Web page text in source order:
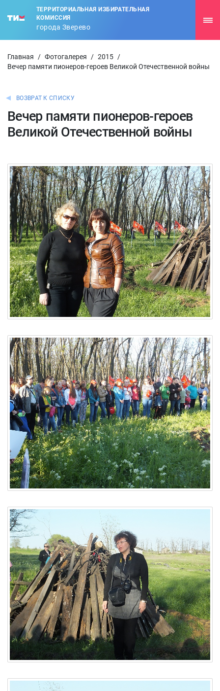
ТЕРРИТОРИАЛЬНАЯ ИЗБИРАТЕЛЬНАЯ
КОМИССИЯ
города Зверево
Главная / Фотогалерея / 2015 /
Вечер памяти пионеров-героев Великой Отечественной войны
ВОЗВРАТ К СПИСКУ
Вечер памяти пионеров-героев
Великой Отечественной войны